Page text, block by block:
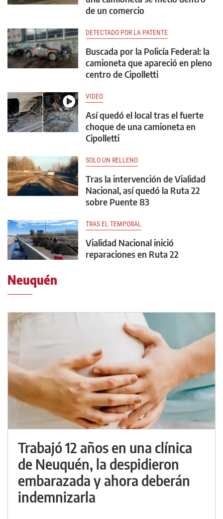
de un comercio
DETECTADO POR LA PATENTE
Buscada por la Policía Federal: la
camioneta que apareció en pleno
centro de Cipolletti
VIDEO
Así quedó el local tras el fuerte
choque de una camioneta en
Cipolletti
SOLO UN RELLENO
Tras la intervención de Vialidad
Nacional, así quedó la Ruta 22
sobre Puente 83
TRAS EL TEMPORAL
Vialidad Nacional inició
reparaciones en Ruta 22
Neuquén
Trabajó 12 años en una clínica
de Neuquén, la despidieron
embarazada y ahora deberán
indemnizarla